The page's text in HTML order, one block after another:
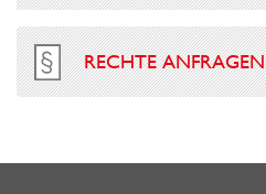
RECHTE ANFRAGEN